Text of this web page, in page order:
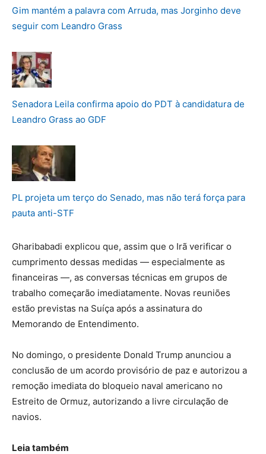
Gim mantém a palavra com Arruda, mas Jorginho deve
seguir com Leandro Grass
Senadora Leila confirma apoio do PDT à candidatura de
Leandro Grass ao GDF
PL projeta um terço do Senado, mas não terá força para
pauta anti-STF
Gharibabadi explicou que, assim que o Irã verificar o
cumprimento dessas medidas — especialmente as
financeiras —, as conversas técnicas em grupos de
trabalho começarão imediatamente. Novas reuniões
estão previstas na Suíça após a assinatura do
Memorando de Entendimento.
No domingo, o presidente Donald Trump anunciou a
conclusão de um acordo provisório de paz e autorizou a
remoção imediata do bloqueio naval americano no
Estreito de Ormuz, autorizando a livre circulação de
navios.
Leia também